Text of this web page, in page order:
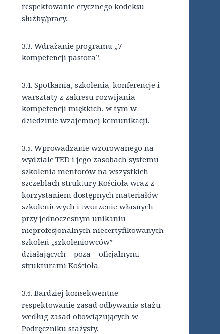
respektowanie etycznego kodeksu
służby/pracy.
3.3. Wdrażanie programu „7
kompetencji pastora”.
3.4. Spotkania, szkolenia, konferencje i
warsztaty z zakresu rozwijania
kompetencji miękkich, w tym w
dziedzinie wzajemnej komunikacji.
3.5. Wprowadzanie wzorowanego na
wydziale TED i jego zasobach systemu
szkolenia mentorów na wszystkich
szczeblach struktury Kościoła wraz z
korzystaniem dostępnych materiałów
szkoleniowych i tworzenie własnych
przy jednoczesnym unikaniu
nieprofesjonalnych niecertyfikowanych
szkoleń „szkoleniowców”
działających poza oficjalnymi
strukturami Kościoła.
3.6. Bardziej konsekwentne
respektowanie zasad odbywania stażu
według zasad obowiązujących w
Podręczniku stażysty.